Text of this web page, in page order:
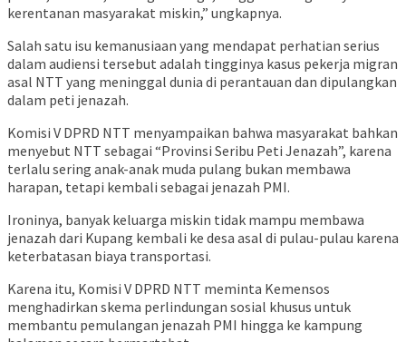
kerentanan masyarakat miskin,” ungkapnya.
Salah satu isu kemanusiaan yang mendapat perhatian serius
dalam audiensi tersebut adalah tingginya kasus pekerja migran
asal NTT yang meninggal dunia di perantauan dan dipulangkan
dalam peti jenazah.
Komisi V DPRD NTT menyampaikan bahwa masyarakat bahkan
menyebut NTT sebagai “Provinsi Seribu Peti Jenazah”, karena
terlalu sering anak-anak muda pulang bukan membawa
harapan, tetapi kembali sebagai jenazah PMI.
Ironinya, banyak keluarga miskin tidak mampu membawa
jenazah dari Kupang kembali ke desa asal di pulau-pulau karena
keterbatasan biaya transportasi.
Karena itu, Komisi V DPRD NTT meminta Kemensos
menghadirkan skema perlindungan sosial khusus untuk
membantu pemulangan jenazah PMI hingga ke kampung